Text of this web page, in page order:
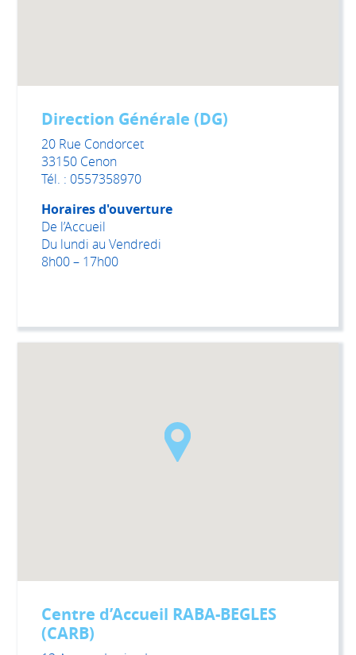
Direction Générale (DG)
20 Rue Condorcet
33150 Cenon
Tél. : 0557358970
Horaires d'ouverture
De l’Accueil
Du lundi au Vendredi
8h00 – 17h00
Centre d’Accueil RABA-BEGLES
(CARB)